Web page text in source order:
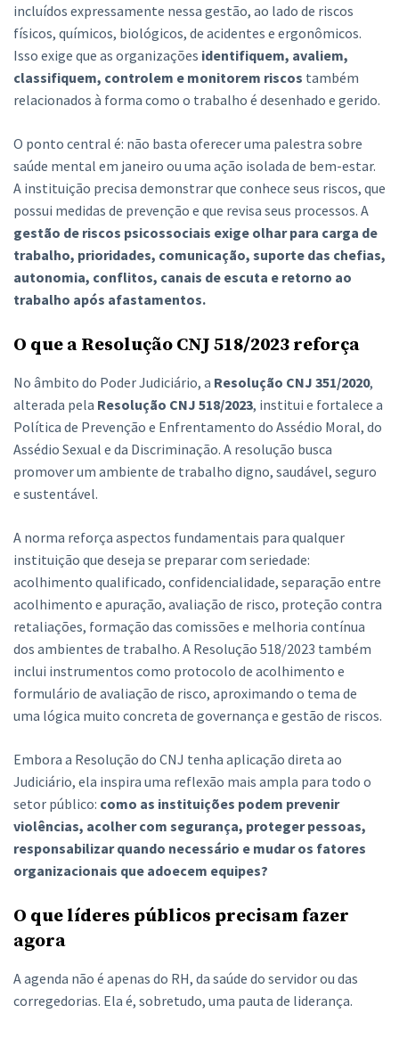
incluídos expressamente nessa gestão, ao lado de riscos
físicos, químicos, biológicos, de acidentes e ergonômicos.
Isso exige que as organizações identifiquem, avaliem,
classifiquem, controlem e monitorem riscos também
relacionados à forma como o trabalho é desenhado e gerido.
O ponto central é: não basta oferecer uma palestra sobre
saúde mental em janeiro ou uma ação isolada de bem-estar.
A instituição precisa demonstrar que conhece seus riscos, que
possui medidas de prevenção e que revisa seus processos. A
gestão de riscos psicossociais exige olhar para carga de
trabalho, prioridades, comunicação, suporte das chefias,
autonomia, conflitos, canais de escuta e retorno ao
trabalho após afastamentos.
O que a Resolução CNJ 518/2023 reforça
No âmbito do Poder Judiciário, a Resolução CNJ 351/2020,
alterada pela Resolução CNJ 518/2023, institui e fortalece a
Política de Prevenção e Enfrentamento do Assédio Moral, do
Assédio Sexual e da Discriminação. A resolução busca
promover um ambiente de trabalho digno, saudável, seguro
e sustentável.
A norma reforça aspectos fundamentais para qualquer
instituição que deseja se preparar com seriedade:
acolhimento qualificado, confidencialidade, separação entre
acolhimento e apuração, avaliação de risco, proteção contra
retaliações, formação das comissões e melhoria contínua
dos ambientes de trabalho. A Resolução 518/2023 também
inclui instrumentos como protocolo de acolhimento e
formulário de avaliação de risco, aproximando o tema de
uma lógica muito concreta de governança e gestão de riscos.
Embora a Resolução do CNJ tenha aplicação direta ao
Judiciário, ela inspira uma reflexão mais ampla para todo o
setor público: como as instituições podem prevenir
violências, acolher com segurança, proteger pessoas,
responsabilizar quando necessário e mudar os fatores
organizacionais que adoecem equipes?
O que líderes públicos precisam fazer
agora
A agenda não é apenas do RH, da saúde do servidor ou das
corregedorias. Ela é, sobretudo, uma pauta de liderança.